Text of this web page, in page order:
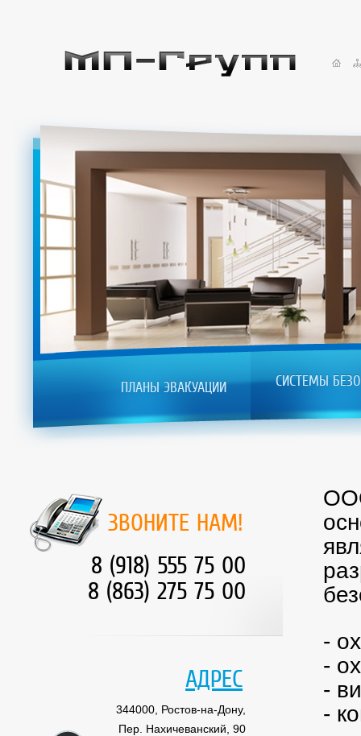
ПЛАНЫ ЭВАКУАЦИИ СИСТЕМЫ
ЗВОНИТЕ НАМ!
8 (918) 555 75 00
8 (863) 275 75 00
АДРЕС
344000, Ростов-на-Дону,
Пер. Нахичеванский, 90
-
-
-
-